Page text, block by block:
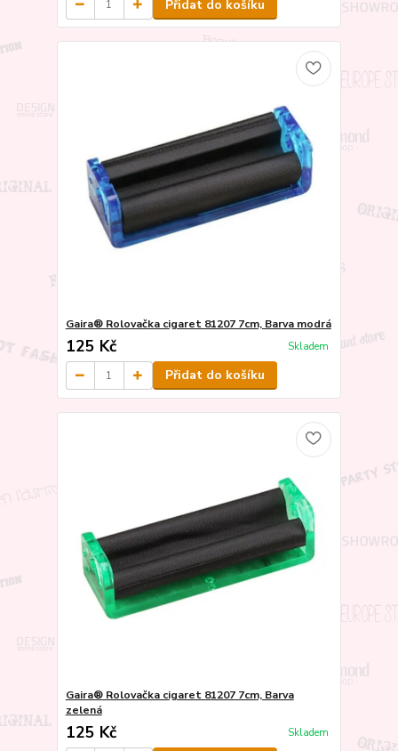
Přidat do košíku
Gaira® Rolovačka cigaret 81207 7cm, Barva modrá
125 Kč Skladem
Přidat do košíku
Gaira® Rolovačka cigaret 81207 7cm, Barva
zelená
125 Kč Skladem